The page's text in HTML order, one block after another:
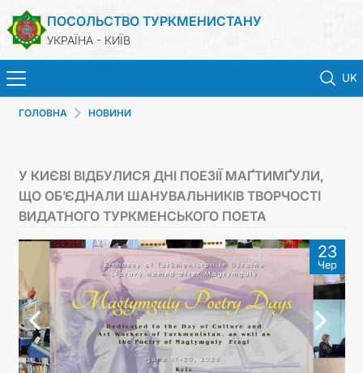
ПОСОЛЬСТВО ТУРКМЕНИСТАНУ
УКРАЇНА - КИЇВ
UK
КОНСУЛЬСЬКІ ПОСЛУГИ
МЗС
КОНТАКТНІ ДАНІ
ГОЛОВНА НОВИНИ
У КИЄВІ ВІДБУЛИСЯ ДНІ ПОЕЗІЇ МАҐТИМҐУЛИ,
ЩО ОБ’ЄДНАЛИ ШАНУВАЛЬНИКІВ ТВОРЧОСТІ
ВИДАТНОГО ТУРКМЕНСЬКОГО ПОЕТА
23
Чер